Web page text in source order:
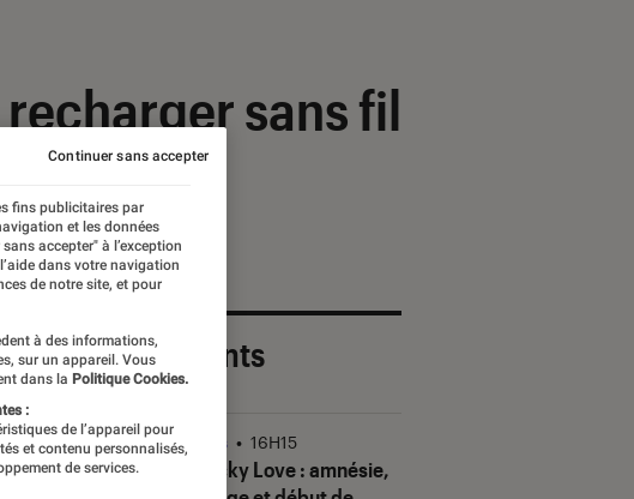
sans fil
Les plus récents
Our Sticky Love: amnésie,
Séries • 16H15
fins publicitaires par
et les données
accepter" à l’exception
dans votre navigation
de notre site, et pour
à des informations,
sur un appareil. Vous
dans la Politique Cookies.
:
de l’appareil pour
et contenu personnalisés,
de services.
Continuer sans accepter